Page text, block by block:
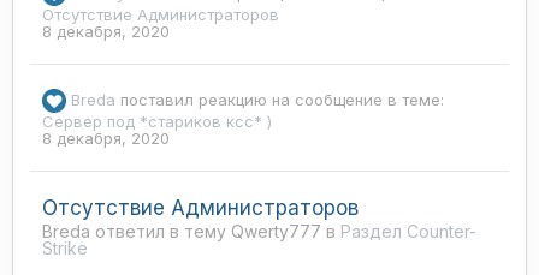
Отсутствие Администраторов
8 декабря, 2020
Breda поставил реакцию на сообщение в теме:
Сервер под *стариков ксс* )
8 декабря, 2020
Отсутствие Администраторов
Breda ответил в тему Qwerty777 в Раздел Counter-
Strike